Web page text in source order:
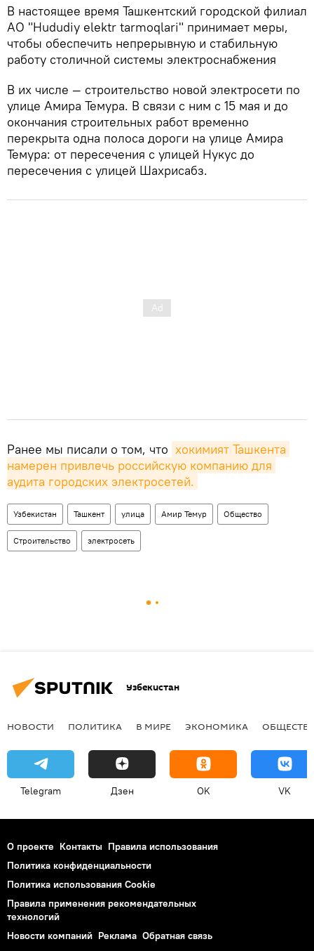
В настоящее время Ташкентский городской филиал
АО "Hududiy elektr tarmoqlari" принимает меры,
чтобы обеспечить непрерывную и стабильную
работу столичной системы электроснабжения
В их числе — строительство новой электросети по
улице Амира Темура. В связи с ним с 15 мая и до
окончания строительных работ временно
перекрыта одна полоса дороги на улице Амира
Темура: от пересечения с улицей Нукус до
пересечения с улицей Шахрисабз.
Ранее мы писали о том, что хокимият Ташкента
намерен привлечь российскую компанию для
аудита городских электросетей.
Узбекистан Ташкент улица Амир Темур Общество
Строительство электросеть
Узбекистан
НОВОСТИ ПОЛИТИКА В МИРЕ ЭКОНОМИКА
Telegram Дзен OK VK
О проекте Контакты Правила использования
Политика конфиденциальности
Политика использования Cookie
Правила применения рекомендательных
технологий
Новости компаний Реклама Обратная связь